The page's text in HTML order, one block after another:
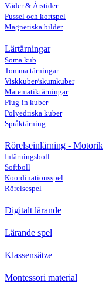
Väder & Årstider
Pussel och kortspel
Magnetiska bilder
Lärtärningar
Soma kub
Tomma tärningar
Viskkuber/skumkuber
Matematiktärningar
Plug-in kuber
Polyedriska kuber
Språktärning
Rörelseinlärning - Motorik
Inlärningsboll
Softboll
Koordinationsspel
Rörelsespel
Digitalt lärande
Lärande spel
Klassensätze
Montessori material